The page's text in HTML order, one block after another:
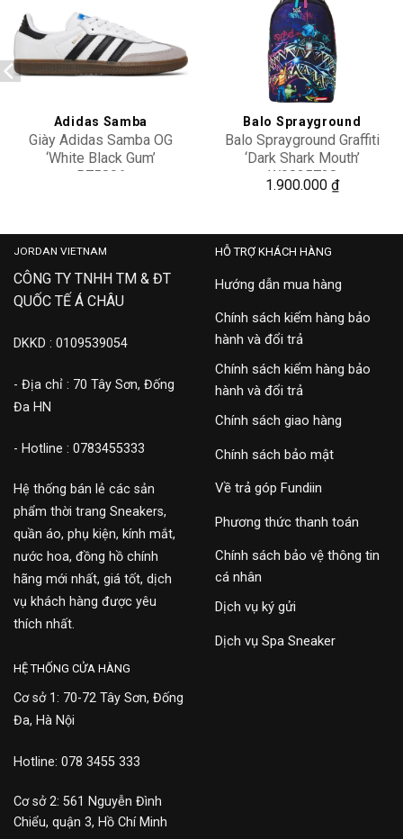
Add to
wishlist
Adidas Samba
Giày Adidas Samba OG
‘White Black Gum’
B75806
Balo Sprayground
Balo Sprayground Graffiti
‘Dark Shark Mouth’
W0835728
1.900.000 ₫
JORDAN VIETNAM
CÔNG TY TNHH TM & ĐT
QUỐC TẾ Á CHÂU
DKKD : 0109539054
- Địa chỉ : 70 Tây Sơn, Đống
Đa HN
- Hotline : 0783455333
Hệ thống bán lẻ các sản
phẩm thời trang Sneakers,
quần áo, phụ kiện, kính mắt,
nước hoa, đồng hồ chính
hãng mới nhất, giá tốt, dịch
vụ khách hàng được yêu
thích nhất.
HỖ TRỢ KHÁCH HÀNG
Hướng dẫn mua hàng
Chính sách kiểm hàng bảo
hành và đổi trả
Chính sách kiểm hàng bảo
hành và đổi trả
Chính sách giao hàng
Chính sách bảo mật
Về trả góp Fundiin
Phương thức thanh toán
Chính sách bảo vệ thông tin
cá nhân
Dịch vụ ký gửi
Dịch vụ Spa Sneaker
HỆ THỐNG CỬA HÀNG
Cơ sở 1: 70-72 Tây Sơn, Đống
Đa, Hà Nội
Hotline: 078 3455 333
Cơ sở 2: 561 Nguyễn Đình
Chiểu, quận 3, Hồ Chí Minh